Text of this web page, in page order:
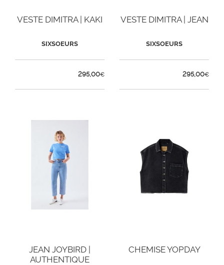
VESTE DIMITRA | KAKI
SIXSOEURS
295,00€
VESTE DIMITRA | JEAN
SIXSOEURS
295,00€
JEAN JOYBIRD |
AUTHENTIQUE
CHEMISE YOPDAY